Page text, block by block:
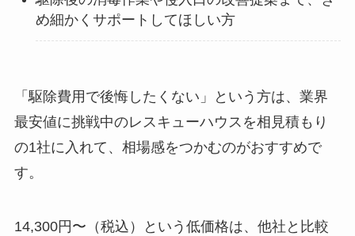
め細かくサポートしてほしい方
「駆除費用で後悔したくない」という方は、業界
最安値に挑戦中のレスキューハウスを相見積もり
の1社に入れて、相場感をつかむのがおすすめで
す。
14,300円〜（税込）という低価格は、他社と比較